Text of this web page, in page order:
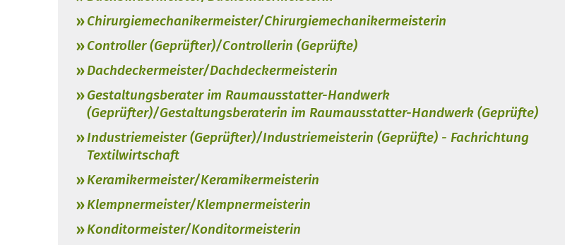
Chirurgiemechanikermeister/Chirurgiemechanikermeisterin
Controller (Geprüfter)/Controllerin (Geprüfte)
Dachdeckermeister/Dachdeckermeisterin
Gestaltungsberater im Raumausstatter-Handwerk
(Geprüfter)/Gestaltungsberaterin im Raumausstatter-Handwerk (Geprüfte)
Industriemeister (Geprüfter)/Industriemeisterin (Geprüfte) - Fachrichtung
Textilwirtschaft
Keramikermeister/Keramikermeisterin
Klempnermeister/Klempnermeisterin
Konditormeister/Konditormeisterin